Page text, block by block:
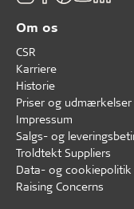
Om os
CSR
Karriere
Historie
Priser og udmærkelser
Impressum
Salgs- og
Troldtekt Suppliers
Data- og cookiepolitik
Raising Concerns